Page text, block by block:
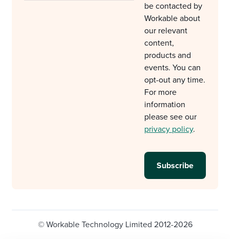
be contacted by
Workable about
our relevant
content,
products and
events. You can
opt-out any time.
For more
information
please see our
privacy policy.
© Workable Technology Limited 2012-2026